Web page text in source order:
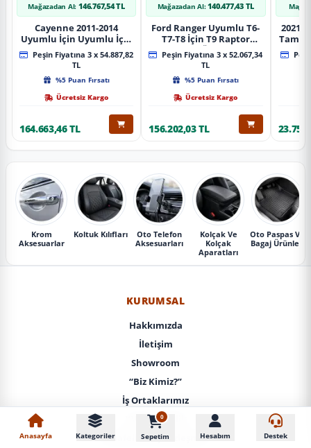
Mağazadan Al: 146.767,54 TL
Cayenne 2011-2014
Uyumlu İçin Uyumlu İçin
2019+ Bagaj Facelift
Parça
Peşin Fiyatına 3 x 54.887,82
TL
%5 Puan Fırsatı
Ücretsiz Kargo
164.663,46 TL
Mağazadan Al: 140.477,43 TL
Ford Ranger Uyumlu T6-
T7-T8 İçin T9 Raptor
Dönüşüm (Ön Arka Full)
Parça
Peşin Fiyatına 3 x 52.067,34
TL
%5 Puan Fırsatı
Ücretsiz Kargo
156.202,03 TL
2021+
Krom
Aksesuarlar
Koltuk Kılıfları
Oto Telefon
Aksesuarları
Kolçak Ve
Kolçak
Aparatları
Oto Paspas Ve
Bagaj Ürünleri
KURUMSAL
Hakkımızda
İletişim
Showroom
“Biz Kimiz?”
İş Ortaklarımız
KVKK / Gizlilik
Mesafeli Satış Sözleşmesi
Anasayfa Kategoriler
0
Sepetim Hesabım Destek